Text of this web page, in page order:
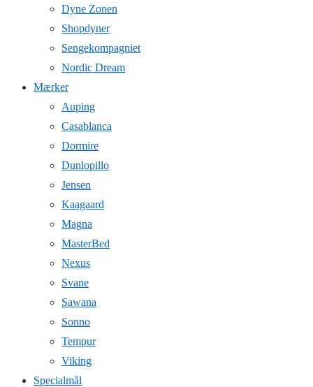
Dyne Zonen
Shopdyner
Sengekompagniet
Nordic Dream
Mærker
Auping
Casablanca
Dormire
Dunlopillo
Jensen
Kaagaard
Magna
MasterBed
Nexus
Svane
Sawana
Sonno
Tempur
Viking
Specialmål